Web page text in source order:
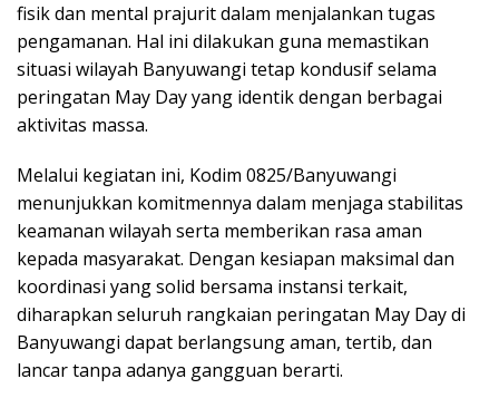
fisik dan mental prajurit dalam menjalankan tugas
pengamanan. Hal ini dilakukan guna memastikan
situasi wilayah Banyuwangi tetap kondusif selama
peringatan May Day yang identik dengan berbagai
aktivitas massa.
Melalui kegiatan ini, Kodim 0825/Banyuwangi
menunjukkan komitmennya dalam menjaga stabilitas
keamanan wilayah serta memberikan rasa aman
kepada masyarakat. Dengan kesiapan maksimal dan
koordinasi yang solid bersama instansi terkait,
diharapkan seluruh rangkaian peringatan May Day di
Banyuwangi dapat berlangsung aman, tertib, dan
lancar tanpa adanya gangguan berarti.